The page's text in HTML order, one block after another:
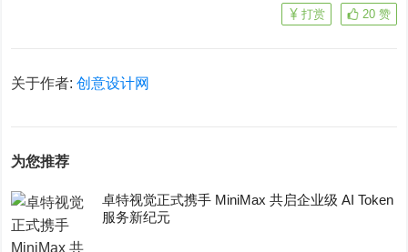
20 赞
打赏
关于作者:创意设计网
为您推荐
卓特视觉正式携手 MiniMax 共启企业级 AI Token
服务新纪元